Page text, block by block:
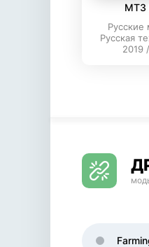
МТЗ
Русские
Русская
2019